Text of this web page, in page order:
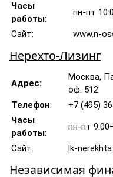
Часы
работы:
пн-пт
Сайт: www.n-
Нерехто-Лизинг
Адрес:
Москва,
оф. 512
Телефон:
+7 (495)
Часы
работы:
пн-пт
Сайт: lk-
Независимая